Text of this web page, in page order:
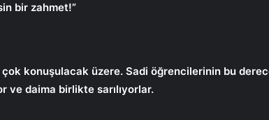
bir zahmet!”
çok konuşulacak üzere. Sadi öğrencilerinin bu
ve daima birlikte sarılıyorlar.